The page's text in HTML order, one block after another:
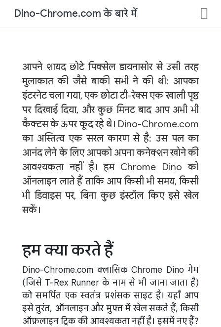
Dino-Chrome.com के बारे में
आपने शायद छोटे पिक्सेल डायनासोर से उसी तरह
मुलाकात की जैसे बाकी सभी ने की थी: आपका
इंटरनेट चला गया, एक छोटा टी-रेक्स एक खाली पृष्ठ
पर दिखाई दिया, और कुछ मिनट बाद आप अभी भी
कैक्टस के ऊपर कूद रहे थे। Dino-Chrome.com
का अस्तित्व एक सरल कारण से है: उस पल का
आनंद लेने के लिए आपको अपना कनेक्शन खोने की
आवश्यकता नहीं है। हम Chrome Dino को
ऑनलाइन लाते हैं ताकि आप किसी भी समय, किसी
भी डिवाइस पर, बिना कुछ इंस्टॉल किए इसे खेल
सकें।
हम क्या करते हैं
Dino-Chrome.com क्लासिक Chrome Dino गेम
(जिसे T-Rex Runner के नाम से भी जाना जाता है)
को समर्पित एक स्वतंत्र प्रशंसक साइट है। यहाँ आप
इसे तुरंत, ऑनलाइन और मुफ्त में खेल सकते हैं, किसी
ऑफ़लाइन ट्रिक की आवश्यकता नहीं है। इसमें नए हैं?